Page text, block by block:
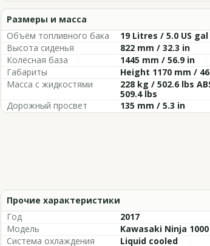
Размеры и масса
Объём топливного бака
19 Litres / 5.0 US gal
Высота сиденья
822 mm / 32.3 in
Колёсная база
1445 mm / 56.9 in
Габариты
Height 1170 mm /
Масса с жидкостями
228 kg / 502.6 lbs
509.4 lbs
Дорожный просвет
135 mm / 5.3 in
Прочие характеристики
Год
2017
Модель
Kawasaki Ninja 1000
Система охлаждения
Liquid cooled